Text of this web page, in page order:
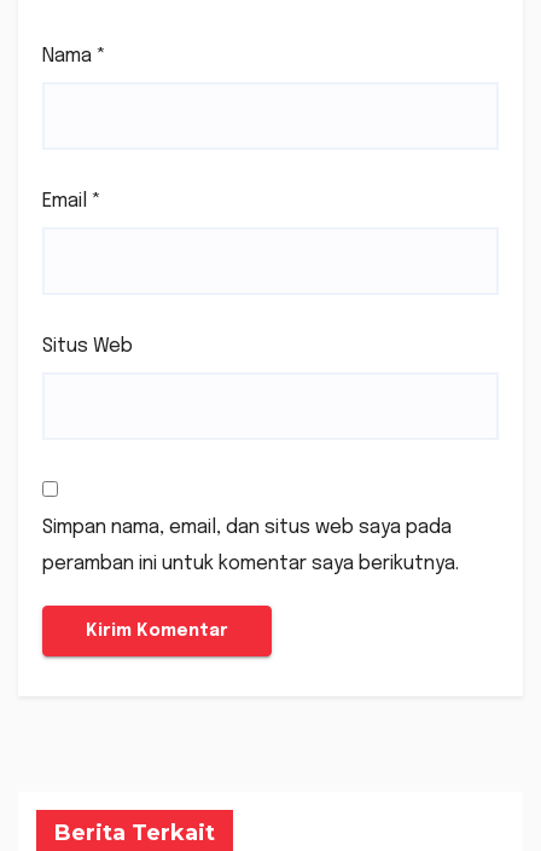
Nama *
Email *
Situs Web
Simpan nama, email, dan situs web saya pada
peramban ini untuk komentar saya berikutnya.
Berita Terkait